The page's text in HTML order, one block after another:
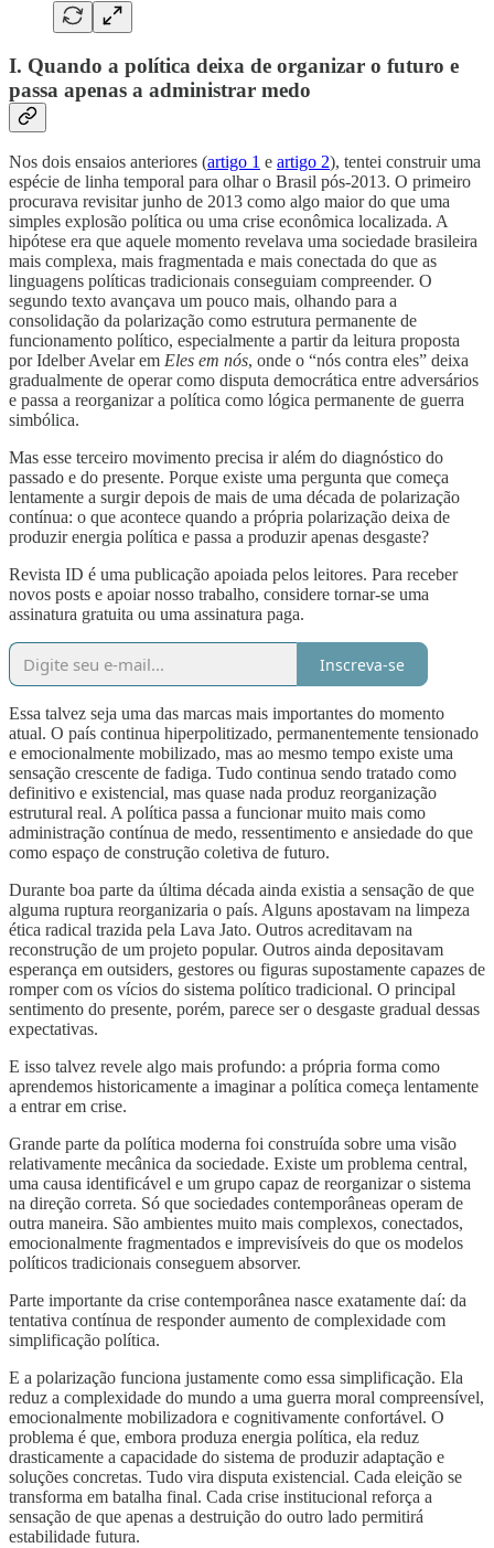
I. Quando a política deixa de organizar o futuro e
passa apenas a administrar medo
Nos dois ensaios anteriores (artigo 1 e artigo 2), tentei construir uma
espécie de linha temporal para olhar o Brasil pós-2013. O primeiro
procurava revisitar junho de 2013 como algo maior do que uma
simples explosão política ou uma crise econômica localizada. A
hipótese era que aquele momento revelava uma sociedade brasileira
mais complexa, mais fragmentada e mais conectada do que as
linguagens políticas tradicionais conseguiam compreender. O
segundo texto avançava um pouco mais, olhando para a
consolidação da polarização como estrutura permanente de
funcionamento político, especialmente a partir da leitura proposta
por Idelber Avelar em Eles em nós, onde o “nós contra eles” deixa
gradualmente de operar como disputa democrática entre adversários
e passa a reorganizar a política como lógica permanente de guerra
simbólica.
Mas esse terceiro movimento precisa ir além do diagnóstico do
passado e do presente. Porque existe uma pergunta que começa
lentamente a surgir depois de mais de uma década de polarização
contínua: o que acontece quando a própria polarização deixa de
produzir energia política e passa a produzir apenas desgaste?
Revista ID é uma publicação apoiada pelos leitores. Para receber
novos posts e apoiar nosso trabalho, considere tornar-se uma
assinatura gratuita ou uma assinatura paga.
Inscreva-se
Essa talvez seja uma das marcas mais importantes do momento
atual. O país continua hiperpolitizado, permanentemente tensionado
e emocionalmente mobilizado, mas ao mesmo tempo existe uma
sensação crescente de fadiga. Tudo continua sendo tratado como
definitivo e existencial, mas quase nada produz reorganização
estrutural real. A política passa a funcionar muito mais como
administração contínua de medo, ressentimento e ansiedade do que
como espaço de construção coletiva de futuro.
Durante boa parte da última década ainda existia a sensação de que
alguma ruptura reorganizaria o país. Alguns apostavam na limpeza
ética radical trazida pela Lava Jato. Outros acreditavam na
reconstrução de um projeto popular. Outros ainda depositavam
esperança em outsiders, gestores ou figuras supostamente capazes de
romper com os vícios do sistema político tradicional. O principal
sentimento do presente, porém, parece ser o desgaste gradual dessas
expectativas.
E isso talvez revele algo mais profundo: a própria forma como
aprendemos historicamente a imaginar a política começa lentamente
a entrar em crise.
Grande parte da política moderna foi construída sobre uma visão
relativamente mecânica da sociedade. Existe um problema central,
uma causa identificável e um grupo capaz de reorganizar o sistema
na direção correta. Só que sociedades contemporâneas operam de
outra maneira. São ambientes muito mais complexos, conectados,
emocionalmente fragmentados e imprevisíveis do que os modelos
políticos tradicionais conseguem absorver.
Parte importante da crise contemporânea nasce exatamente daí: da
tentativa contínua de responder aumento de complexidade com
simplificação política.
E a polarização funciona justamente como essa simplificação. Ela
reduz a complexidade do mundo a uma guerra moral compreensível,
emocionalmente mobilizadora e cognitivamente confortável. O
problema é que, embora produza energia política, ela reduz
drasticamente a capacidade do sistema de produzir adaptação e
soluções concretas. Tudo vira disputa existencial. Cada eleição se
transforma em batalha final. Cada crise institucional reforça a
sensação de que apenas a destruição do outro lado permitirá
estabilidade futura.